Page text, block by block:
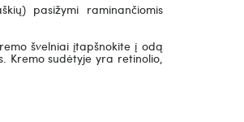
pasižymi raminančiomis
švelniai įtapšnokite į odą
Kremo sudėtyje yra retinolio,